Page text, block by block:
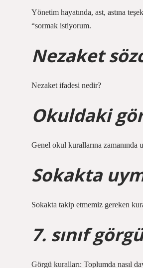
Yönetim hayatında, ast, astına
“sormak istiyorum.
Nezaket
Nezaket ifadesi nedir?
Okuldaki
Genel okul kurallarına zamanında
Sokakta
Sokakta takip etmemiz gereken
7. sınıf
Görgü kuralları: Toplumda nasıl